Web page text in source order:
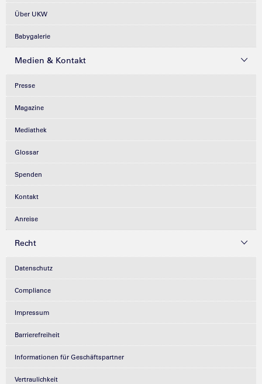
Über UKW
Babygalerie
Medien & Kontakt
Presse
Magazine
Mediathek
Glossar
Spenden
Kontakt
Anreise
Recht
Datenschutz
Compliance
Impressum
Barrierefreiheit
Informationen für Geschäftspartner
Vertraulichkeit